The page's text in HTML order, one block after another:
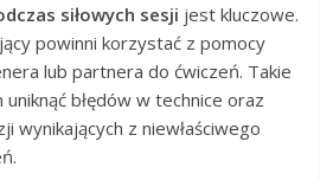
siłowych sesji jest kluczowe.
powinni korzystać z pomocy
lub partnera do ćwiczeń. Takie
błędów w technice oraz
wynikających z niewłaściwego